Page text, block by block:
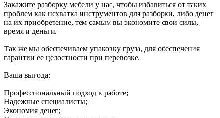
Закажите разборку мебели у нас, чтобы избавиться от таких
проблем как нехватка инструментов для разборки, либо денег
на их приобретение, тем самым вы экономите свои силы,
время и деньги.
Так же мы обеспечиваем упаковку груза, для обеспечения
гарантии ее целостности при перевозке.
Ваша выгода:
Профессиональный подход к работе;
Надежные специалисты;
Экономия денег;